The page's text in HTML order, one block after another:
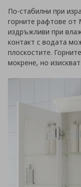
По-стабилни при
горните рафтове от
издръжливи при
контакт с водата
плоскостите.
мокрене, но